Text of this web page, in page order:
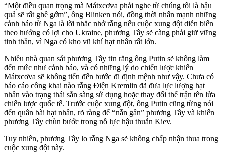
“Một điều quan trọng mà Mátxcơva phải nghe từ chúng tôi là hậu
quả sẽ rất ghê gớm”, ông Blinken nói, đồng thời nhấn mạnh những
cảnh báo từ Nga là lời nhắc nhở rằng nếu cuộc xung đột diễn biến
theo hướng có lợi cho Ukraine, phương Tây sẽ càng phải giữ vững
tinh thần, vì Nga có kho vũ khí hạt nhân rất lớn.
Nhiều nhà quan sát phương Tây tin rằng ông Putin sẽ không làm
đến mức như cảnh báo, và có những lý do chiến lược khiến
Mátxcơva sẽ không tiến đến bước đi định mệnh như vậy. Chưa có
báo cáo công khai nào rằng Điện Kremlin đã đưa lực lượng hạt
nhân vào trạng thái sẵn sàng sử dụng hoặc thay đổi thế trận tên lửa
chiến lược quốc tế. Trước cuộc xung đột, ông Putin cũng từng nói
đến quân bài hạt nhân, rõ ràng để “nắn gân” phương Tây và khiến
phương Tây chùn bước trong nỗ lực hậu thuẫn Kiev.
Tuy nhiên, phương Tây lo rằng Nga sẽ không chấp nhận thua trong
cuộc xung đột này.